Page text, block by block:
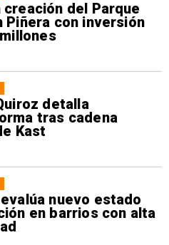
creación del Parque
Piñera con inversión
detalla
tras cadena
Kast
nuevo estado
en barrios con alta